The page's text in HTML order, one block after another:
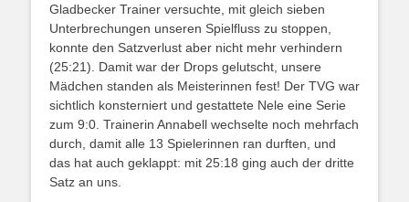
Gladbecker Trainer versuchte, mit gleich sieben
Unterbrechungen unseren Spielfluss zu stoppen,
konnte den Satzverlust aber nicht mehr verhindern
(25:21). Damit war der Drops gelutscht, unsere
Mädchen standen als Meisterinnen fest! Der TVG war
sichtlich konsterniert und gestattete Nele eine Serie
zum 9:0. Trainerin Annabell wechselte noch mehrfach
durch, damit alle 13 Spielerinnen ran durften, und
das hat auch geklappt: mit 25:18 ging auch der dritte
Satz an uns.